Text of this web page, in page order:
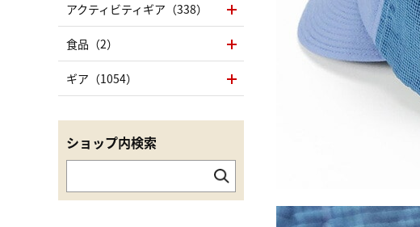
アクティビティギア（338）
食品（2）
ギア（1054）
ショップ内検索